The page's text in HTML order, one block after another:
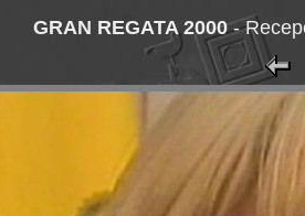
GRAN REGATA 2000-